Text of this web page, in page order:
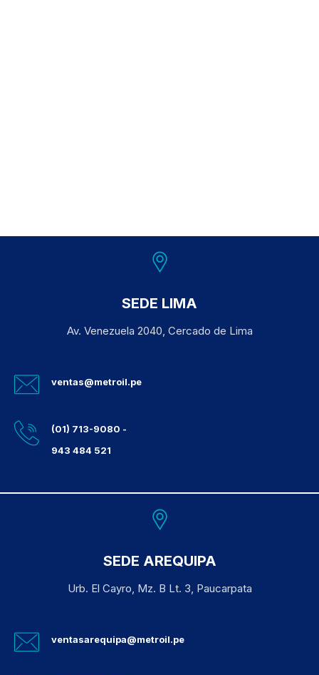
SEDE LIMA
Av. Venezuela 2040, Cercado de Lima
ventas@metroil.pe
(01) 713-9080 -
943 484 521
SEDE AREQUIPA
Urb. El Cayro, Mz. B Lt. 3, Paucarpata
ventasarequipa@metroil.pe